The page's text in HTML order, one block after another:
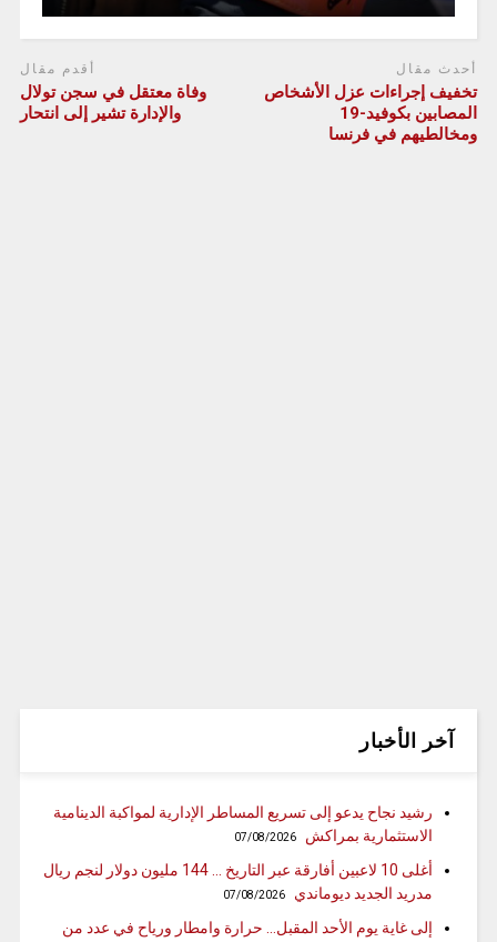
أحدث مقال
تخفيف إجراءات عزل الأشخاص
المصابين بكوفيد-19
ومخالطيهم في فرنسا
أقدم مقال
وفاة معتقل في سجن تولال
والإدارة تشير إلى انتحار
آخر الأخبار
رشيد نجاح يدعو إلى تسريع المساطر الإدارية لمواكبة الدينامية
الاستثمارية بمراكش
07/08/2026
أغلى 10 لاعبين أفارقة عبر التاريخ … 144 مليون دولار لنجم ريال
مدريد الجديد ديوماندي
07/08/2026
إلى غاية يوم الأحد المقبل… حرارة وامطار ورياح في عدد من